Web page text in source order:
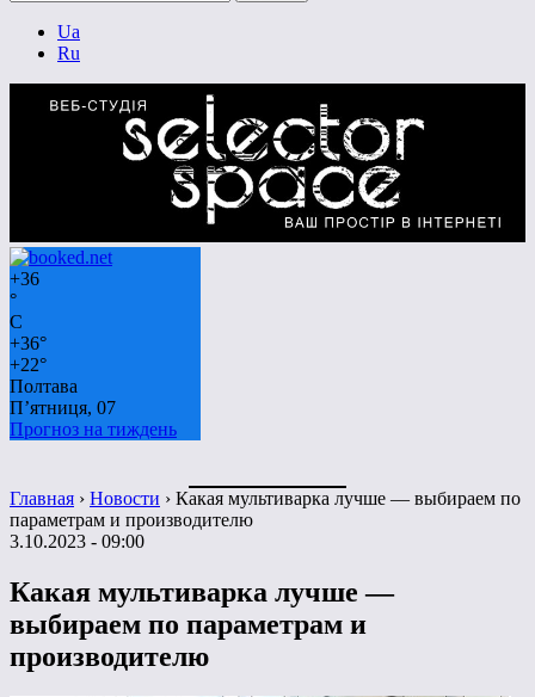
Ua
Ru
+36
°
C
+36°
+22°
Полтава
П’ятниця, 07
Прогноз на тиждень
Главная › Новости › Какая мультиварка лучше — выбираем по
параметрам и производителю
3.10.2023 - 09:00
Какая мультиварка лучше —
выбираем по параметрам и
производителю